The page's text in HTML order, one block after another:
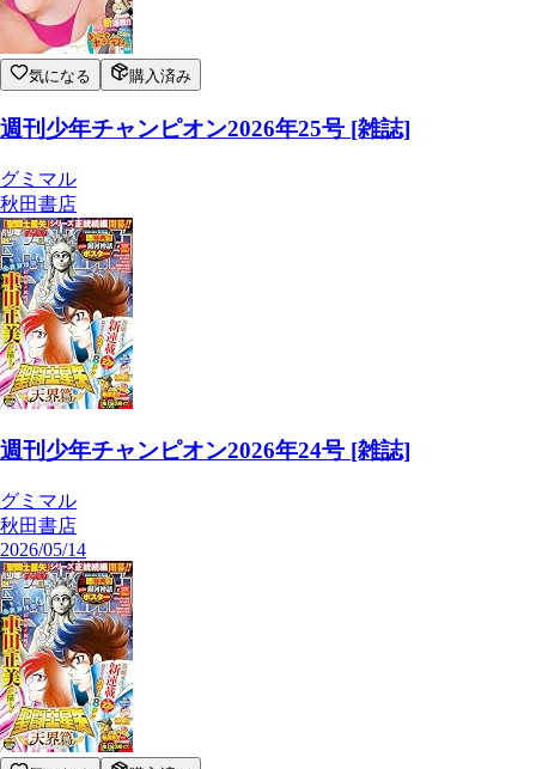
気になる 購入済み
週刊少年チャンピオン2026年25号 [雑誌]
グミマル
秋田書店
週刊少年チャンピオン2026年24号 [雑誌]
グミマル
秋田書店
2026/05/14